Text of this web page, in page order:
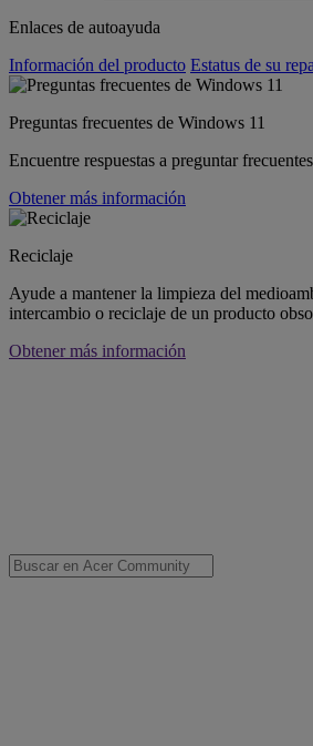
Enlaces de autoayuda
Información del producto Estatus de su
Preguntas frecuentes de Windows 11
Encuentre respuestas a preguntar
Obtener más información
Reciclaje
Ayude a mantener la limpieza del
intercambio o reciclaje de un producto
Obtener más información